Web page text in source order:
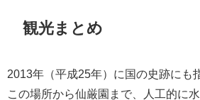
観光まとめ
2013年（平成25年）に国の史跡にも
この場所から仙厳園まで、人工的に